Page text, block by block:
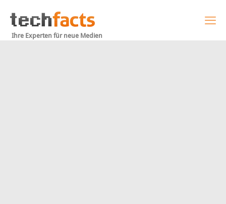
Ihre Experten für neue Medien